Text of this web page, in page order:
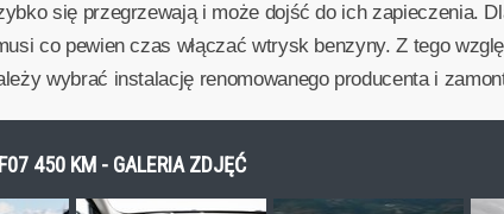
się przegrzewają i może dojść do ich zapieczenia.
co pewien czas włączać wtrysk benzyny. Z tego
wybrać instalację renomowanego producenta i
450 KM - GALERIA ZDJĘĆ